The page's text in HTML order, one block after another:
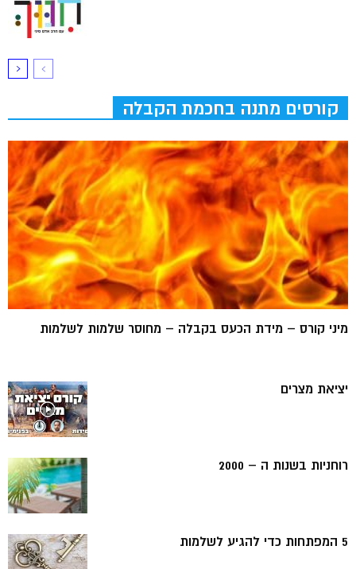
קורסים מתנה בחכמת הקבלה
מיני קורס – מידת הכעס בקבלה – מחוסר שלמות לשלמות
יציאת מצרים
רוחניות בשנות ה – 2000
5 המפתחות כדי להגיע לשלמות